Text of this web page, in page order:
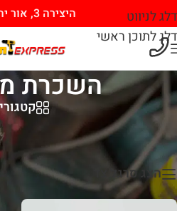
דלג לניווט
דלג לתוכן ראשי
היצירה 3, אור יהודה
השכרת
עמוד הבית/כלים מכניים
מציג תוצאה אחת
הצג סרגל צד